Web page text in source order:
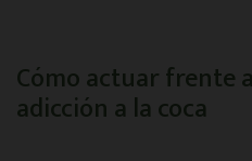
Cómo actuar frente
adicción a la coca